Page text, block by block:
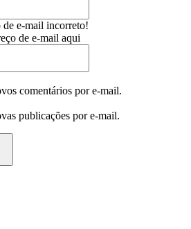
e-mail incorreto!
de e-mail aqui
comentários por e-mail.
publicações por e-mail.